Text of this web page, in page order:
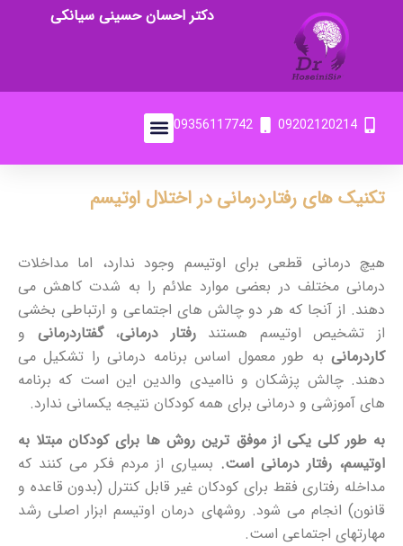
دکتر احسان حسینی سیانکی
09202120214
09356117742
تکنیک های رفتاردرمانی در اختلال اوتیسم
هیچ درمانی قطعی برای اوتیسم وجود ندارد، اما مداخلات
درمانی مختلف در بعضی موارد علائم را به شدت کاهش می
دهند. از آنجا که هر دو چالش های اجتماعی و ارتباطی بخشی
از تشخیص اوتیسم هستندرفتار درمانی،گفتاردرمانی و
کاردرمانی به طور معمول اساس برنامه درمانی را تشکیل می
دهند. چالش پزشکان و ناامیدی والدین این است که برنامه
های آموزشی و درمانی برای همه کودکان نتیجه یکسانی ندارد.
به طور کلی یکی از موفق ترین روش ها برای کودکان مبتلا به
اوتیسم، رفتار درمانی است. بسیاری از مردم فکر می کنند که
مداخله رفتاری فقط برای کودکان غیر قابل کنترل (بدون قاعده و
قانون) انجام می شود. روشهای درمان اوتیسم ابزار اصلی رشد
مهارتهای اجتماعی است.